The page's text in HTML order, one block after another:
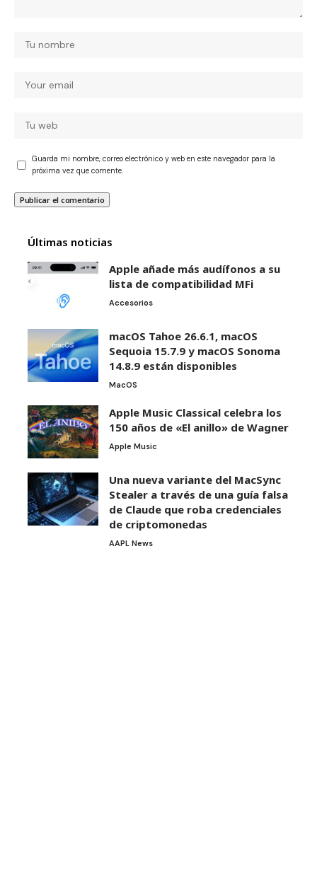
Guarda mi nombre, correo electrónico y web en este navegador para la
próxima vez que comente.
Últimas noticias
Apple añade más audífonos a su
lista de compatibilidad MFi
Accesorios
macOS Tahoe 26.6.1, macOS
Sequoia 15.7.9 y macOS Sonoma
14.8.9 están disponibles
MacOS
Apple Music Classical celebra los
150 años de «El anillo» de Wagner
Apple Music
Una nueva variante del MacSync
Stealer a través de una guía falsa
de Claude que roba credenciales
de criptomonedas
AAPL News